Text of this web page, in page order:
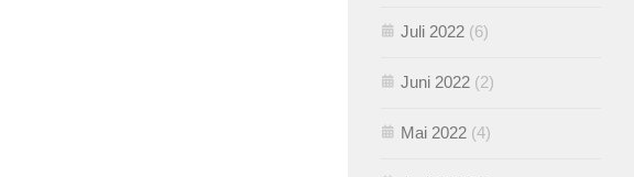
Juli 2022 (6)
Juni 2022 (2)
Mai 2022 (4)